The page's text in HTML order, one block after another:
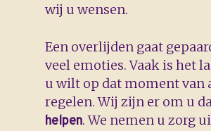
wij u wensen.
Een overlijden gaat
veel emoties. Vaak is het
u wilt op dat moment van
regelen. Wij zijn er om u
helpen. We nemen u zorg
Wensenboekje
melden
Begraven of
cremeren
Inspiratie